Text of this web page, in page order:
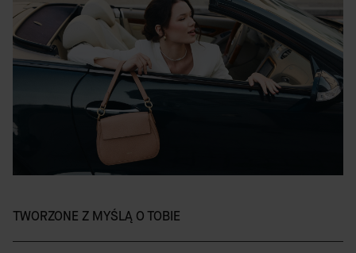
TWORZONE Z MYŚLĄ O TOBIE